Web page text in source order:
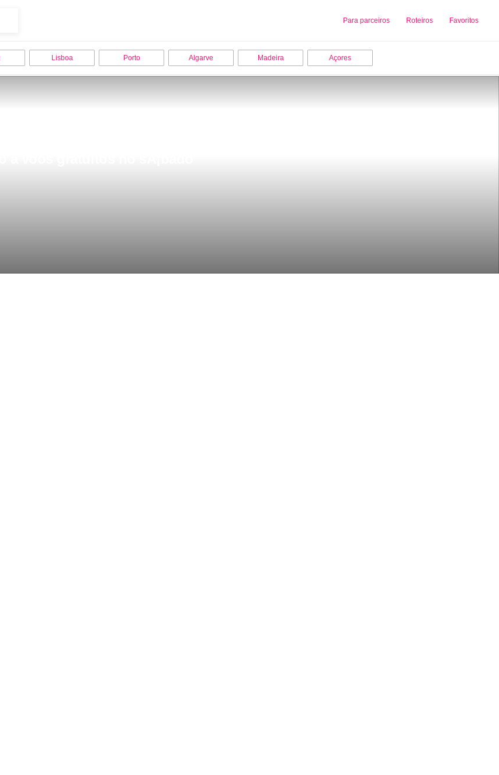
Para parceiros Roteiros Favoritos
Sobre nós Adicionar uma Empresa
Lisboa Porto Algarve Madeira Açores